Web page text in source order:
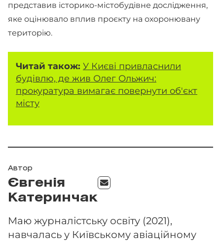
представив історико-містобудівне дослідження,
яке оцінювало вплив проєкту на охоронювану
територію.
Читай також: У Києві привласнили
будівлю, де жив Олег Ольжич:
прокуратура вимагає повернути об'єкт
місту
Автор
Євгенія
Катеринчак
Маю журналістську освіту (2021),
навчалась у Київському авіаційному